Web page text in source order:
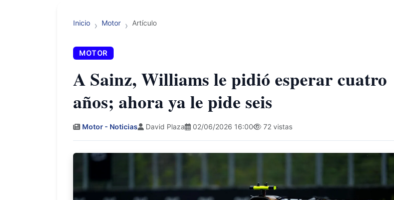
Inicio Motor Artículo
MOTOR
A Sainz, Williams le pidió esperar cuatro
años; ahora ya le pide seis
Motor - Noticias David Plaza 02/06/2026 16:00 72 vistas